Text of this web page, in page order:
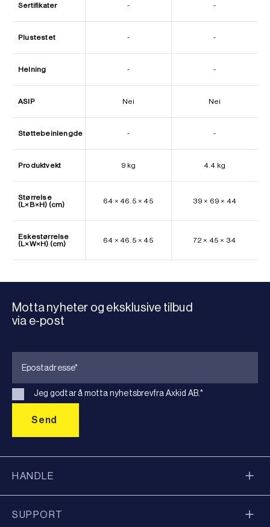
Sertifikater - -
Plustestet - -
Helning - -
ASIP Nei Nei
Støttebeinlengde - -
Produktvekt 9 kg 4.4 kg
Størrelse
(L×B×H) (cm)
64 × 46.5 × 45 39 × 69 × 44
Eskestørrelse
(L×W×H) (cm)
64 × 46.5 × 45 72 × 45 × 34
Motta nyheter og eksklusive tilbud
via e-post
Jeg godtar å motta nyhetsbrevfra Axkid AB.*
HANDLE
SUPPORT